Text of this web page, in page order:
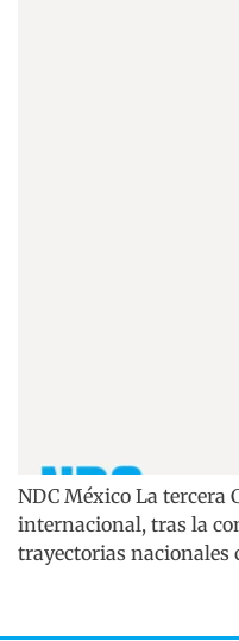
NDC México La tercera
internacional, tras la
trayectorias nacionales